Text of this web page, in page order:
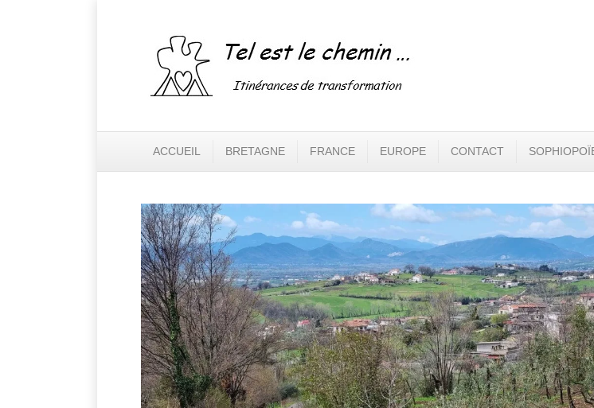
ACCUEIL BRETAGNE FRANCE EUROPE CONTACT